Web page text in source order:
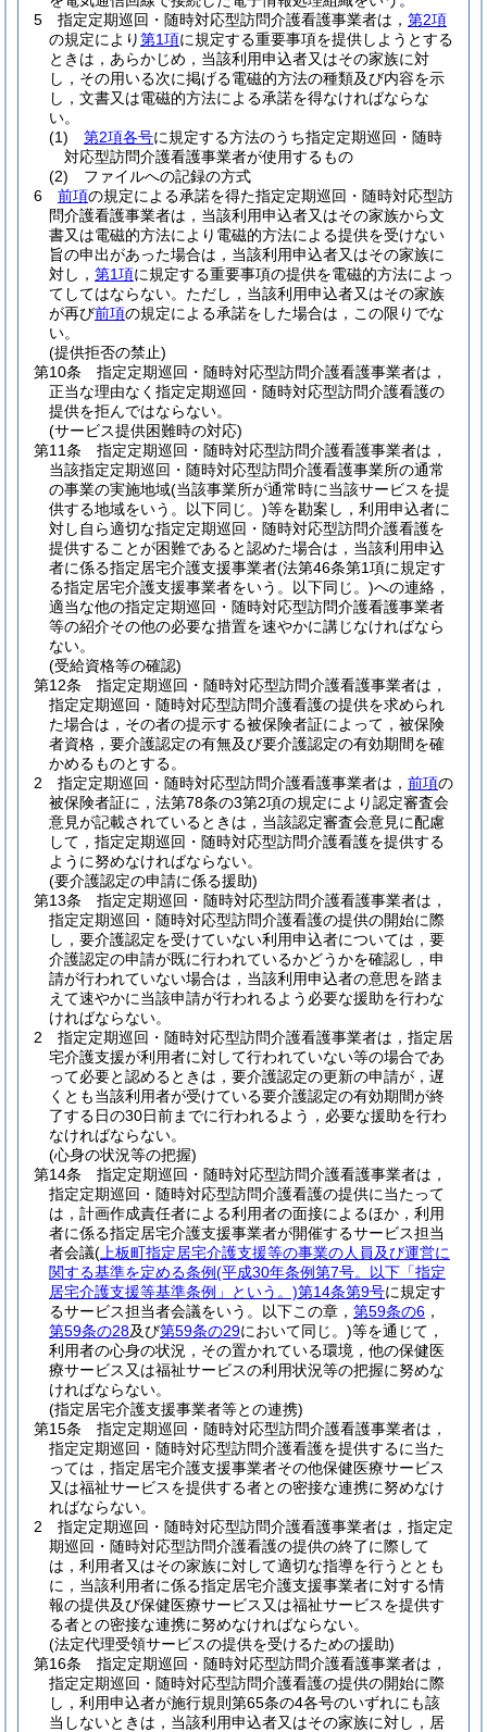
5
指定定期巡回・随時対応型訪問介護看護事業者は， 第2項
の規定により第1項に規定する重要事項を提供しようとする
ときは，あらかじめ，当該利用申込者又はその家族に対
し，その用いる次に掲げる電磁的方法の種類及び内容を示
し，文書又は電磁的方法による承諾を得なければならな
い。
(1)
第2項各号に規定する方法のうち指定定期巡回・随時
対応型訪問介護看護事業者が使用するもの
(2)
ファイルへの記録の方式
6
前項の規定による承諾を得た指定定期巡回・随時対応型訪
問介護看護事業者は，当該利用申込者又はその家族から文
書又は電磁的方法により電磁的方法による提供を受けない
旨の申出があった場合は，当該利用申込者又はその家族に
対し， 第1項に規定する重要事項の提供を電磁的方法によっ
てしてはならない。 ただし，当該利用申込者又はその家族
が再び前項の規定による承諾をした場合は，この限りでな
い。
(提供拒否の禁止)
第10条
指定定期巡回・随時対応型訪問介護看護事業者は，
正当な理由なく指定定期巡回・随時対応型訪問介護看護の
提供を拒んではならない。
(サービス提供困難時の対応)
第11条
指定定期巡回・随時対応型訪問介護看護事業者は，
当該指定定期巡回・随時対応型訪問介護看護事業所の通常
の事業の実施地域(当該事業所が通常時に当該サービスを提
供する地域をいう。以下同じ。)等を勘案し，利用申込者に
対し自ら適切な指定定期巡回・随時対応型訪問介護看護を
提供することが困難であると認めた場合は，当該利用申込
者に係る指定居宅介護支援事業者(法第46条第1項に規定す
る指定居宅介護支援事業者をいう。以下同じ。)への連絡，
適当な他の指定定期巡回・随時対応型訪問介護看護事業者
等の紹介その他の必要な措置を速やかに講じなければなら
ない。
(受給資格等の確認)
第12条
指定定期巡回・随時対応型訪問介護看護事業者は，
指定定期巡回・随時対応型訪問介護看護の提供を求められ
た場合は，その者の提示する被保険者証によって，被保険
者資格，要介護認定の有無及び要介護認定の有効期間を確
かめるものとする。
2
指定定期巡回・随時対応型訪問介護看護事業者は， 前項の
被保険者証に，法第78条の3第2項の規定により認定審査会
意見が記載されているときは，当該認定審査会意見に配慮
して，指定定期巡回・随時対応型訪問介護看護を提供する
ように努めなければならない。
(要介護認定の申請に係る援助)
第13条
指定定期巡回・随時対応型訪問介護看護事業者は，
指定定期巡回・随時対応型訪問介護看護の提供の開始に際
し，要介護認定を受けていない利用申込者については，要
介護認定の申請が既に行われているかどうかを確認し，申
請が行われていない場合は，当該利用申込者の意思を踏ま
えて速やかに当該申請が行われるよう必要な援助を行わな
ければならない。
2
指定定期巡回・随時対応型訪問介護看護事業者は，指定居
宅介護支援が利用者に対して行われていない等の場合であ
って必要と認めるときは，要介護認定の更新の申請が，遅
くとも当該利用者が受けている要介護認定の有効期間が終
了する日の30日前までに行われるよう，必要な援助を行わ
なければならない。
(心身の状況等の把握)
第14条
指定定期巡回・随時対応型訪問介護看護事業者は，
指定定期巡回・随時対応型訪問介護看護の提供に当たって
は，計画作成責任者による利用者の面接によるほか，利用
者に係る指定居宅介護支援事業者が開催するサービス担当
者会議( 上板町指定居宅介護支援等の事業の人員及び運営に
関する基準を定める条例(平成30年条例第7号。以下「指定
居宅介護支援等基準条例」という。)第14条第9号に規定す
るサービス担当者会議をいう。以下この章， 第59条の6 ，
第59条の28及び第59条の29において同じ。)等を通じて，
利用者の心身の状況，その置かれている環境，他の保健医
療サービス又は福祉サービスの利用状況等の把握に努めな
ければならない。
(指定居宅介護支援事業者等との連携)
第15条
指定定期巡回・随時対応型訪問介護看護事業者は，
指定定期巡回・随時対応型訪問介護看護を提供するに当た
っては，指定居宅介護支援事業者その他保健医療サービス
又は福祉サービスを提供する者との密接な連携に努めなけ
ればならない。
2
指定定期巡回・随時対応型訪問介護看護事業者は，指定定
期巡回・随時対応型訪問介護看護の提供の終了に際して
は，利用者又はその家族に対して適切な指導を行うととも
に，当該利用者に係る指定居宅介護支援事業者に対する情
報の提供及び保健医療サービス又は福祉サービスを提供す
る者との密接な連携に努めなければならない。
(法定代理受領サービスの提供を受けるための援助)
第16条
指定定期巡回・随時対応型訪問介護看護事業者は，
指定定期巡回・随時対応型訪問介護看護の提供の開始に際
し，利用申込者が施行規則第65条の4各号のいずれにも該
当しないときは，当該利用申込者又はその家族に対し，居